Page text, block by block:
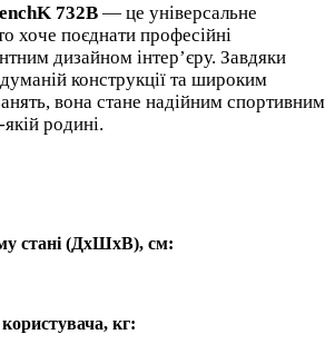
732B — це універсальне
хоче поєднати професійні
дизайном інтер’єру. Завдяки
конструкції та широким
вона стане надійним спортивним
родині.
стані (ДхШхВ), см:
кг: